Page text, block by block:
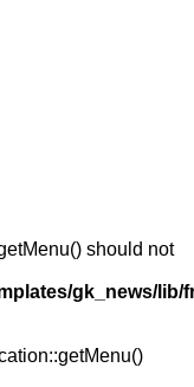
should not
gk_news/